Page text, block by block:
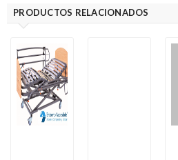
PRODUCTOS RELACIONADOS